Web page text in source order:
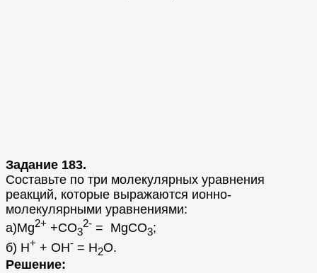
Задание 183.
Составьте по три молекулярных уравнения
реакций, которые выражаются ионно-
молекулярными уравнениями:
а)Мg2+ +СО3
2- = МgCO3;
б) Н+ + ОН- = Н2О.
Решение: